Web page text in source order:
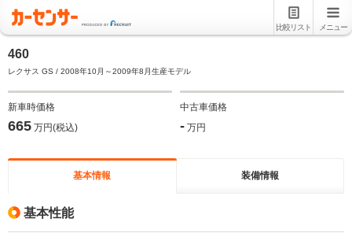
比較リスト メニュー
460
レクサス GS / 2008年10月～2009年8月生産モデル
新車時価格
665 万円(税込)
中古車価格
- 万円
基本情報 装備情報
基本性能